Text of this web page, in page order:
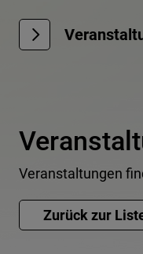
Veranstaltungen